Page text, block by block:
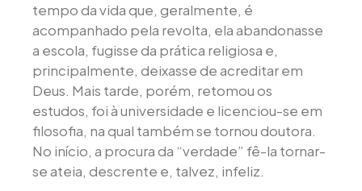
tempo da vida que, geralmente, é
acompanhado pela revolta, ela abandonasse
a escola, fugisse da prática religiosa e,
principalmente, deixasse de acreditar em
Deus. Mais tarde, porém, retomou os
estudos, foi à universidade e licenciou-se em
filosofia, na qual também se tornou doutora.
No início, a procura da “verdade” fê-la tornar-
se ateia, descrente e, talvez, infeliz.